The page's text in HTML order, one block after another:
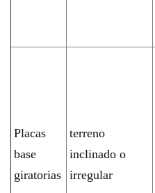
Placas
base
giratorias
terreno
inclinado o
irregular